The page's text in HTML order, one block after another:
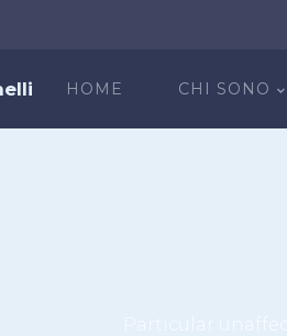
HOME CHI SONO